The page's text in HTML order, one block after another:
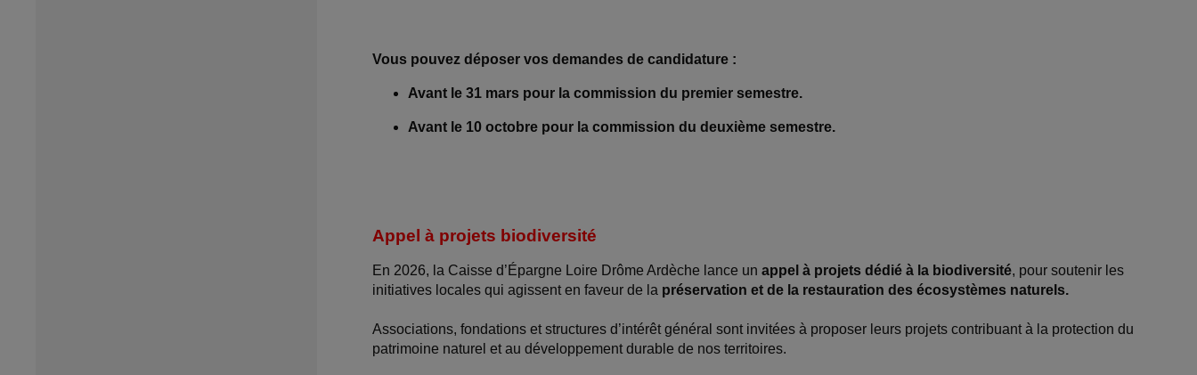
Vous pouvez déposer vos demandes de candidature :
Avant le 31 mars pour la commission du premier semestre.
Avant le 10 octobre pour la commission du deuxième semestre.
Appel à projets biodiversité
En 2026, la Caisse d’Épargne Loire Drôme Ardèche lance un appel à projets dédié à la biodiversité, pour soutenir les
initiatives locales qui agissent en faveur de la préservation et de la restauration des écosystèmes naturels.
Associations, fondations et structures d’intérêt général sont invitées à proposer leurs projets contribuant à la protection du
patrimoine naturel et au développement durable de nos territoires.